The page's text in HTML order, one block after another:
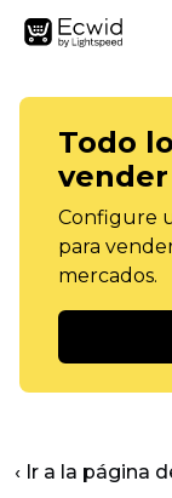
Todo
Configure
para
mercados.
‹ Ir a la página